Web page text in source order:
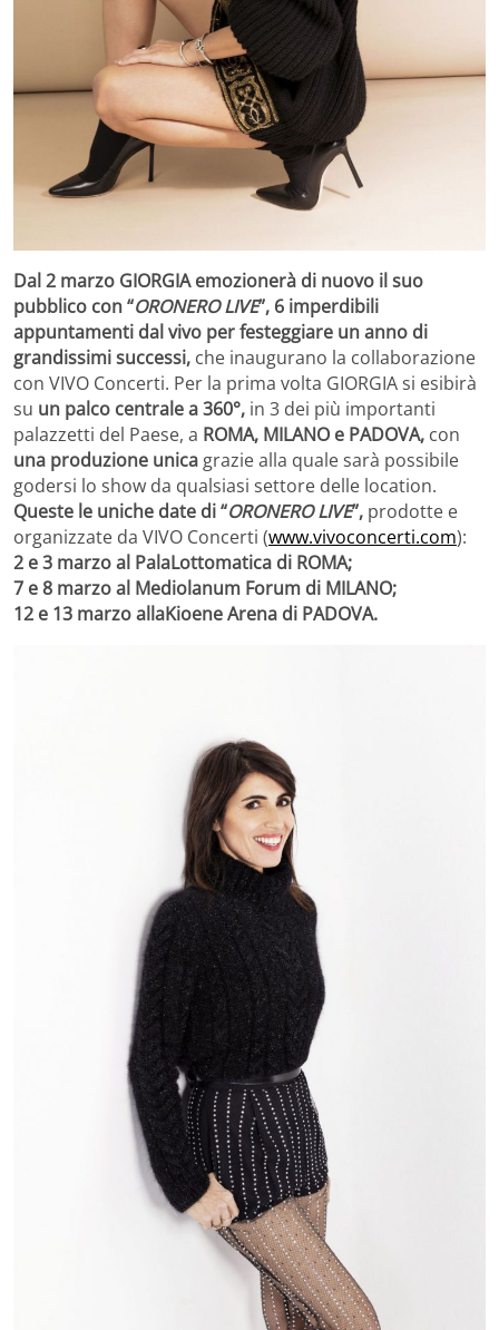
Dal 2 marzo GIORGIA emozionerà di nuovo il suo
pubblico con “ORONERO LIVE”, 6 imperdibili
appuntamenti dal vivo per festeggiare un anno di
grandissimi successi, che inaugurano la collaborazione
con VIVO Concerti. Per la prima volta GIORGIA si esibirà
su un palco centrale a 360°, in 3 dei più importanti
palazzetti del Paese, a ROMA, MILANO e PADOVA, con
una produzione unicagrazie alla quale sarà possibile
godersi lo show da qualsiasi settore delle location.
Queste le uniche date di “ORONERO LIVE”, prodotte e
organizzate da VIVO Concerti (www.vivoconcerti.com):
2 e 3 marzo al PalaLottomatica di ROMA;
7 e 8 marzo al Mediolanum Forum di MILANO;
12 e 13 marzo allaKioene Arena di PADOVA.